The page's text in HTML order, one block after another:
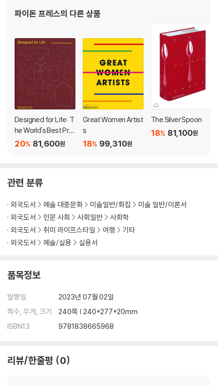
m Bilton, Dolph Gotelli and David Trigg explore traditional festi
ve food and drink, Santa Claus throughout history, and the reli
gious origins of Christmas.
In The Christmas Book, the significant artistic and cultural influ
ence of Christmas throughout history is explored through a wi
de range of beautiful and significant artworks and images fro
m across the ages and six continents, creating the ultimate cu
ltural companion to the festive season.
시장에서도 주요 출판사로
파이돈 프레스의 다른 상품
Designed for Life: T
he World's Best Pro
duct Designers
81,600원
20%
Great Women Artist
s
99,310원
18%
The Silver Spoon
81,100원
18%
관련 분류
외국도서 예술 대중문화 미술일반/화집
미술 일반/이론서
외국도서
인문 사회 사회일반
사회학
외국도서
취미 라이프스타일 여행
기타
외국도서
예술/실용 실용서
품목정보
발행일
2023년 07월 02일
쪽수, 무게, 크기
240쪽 | 240*277*20mm
ISBN13
9781838665968
리뷰/한줄평 0